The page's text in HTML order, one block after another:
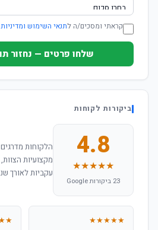
קראתי ומסכים/ה לתנאי השימוש
שלחו פרטים — נחזור תוך 24
ביקורות לקוחות
4.8
★★★★★
23 ביקורות Google
הלקוחות
מקצועיות
עקביות לאורך
★★★★★